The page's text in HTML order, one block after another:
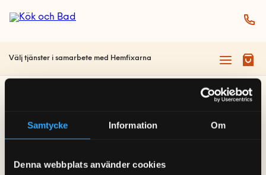
Samtycke Information Om
Denna webbplats använder cookies
Välj tjänster i samarbete med Hemfixarna
Sidan kunde inte